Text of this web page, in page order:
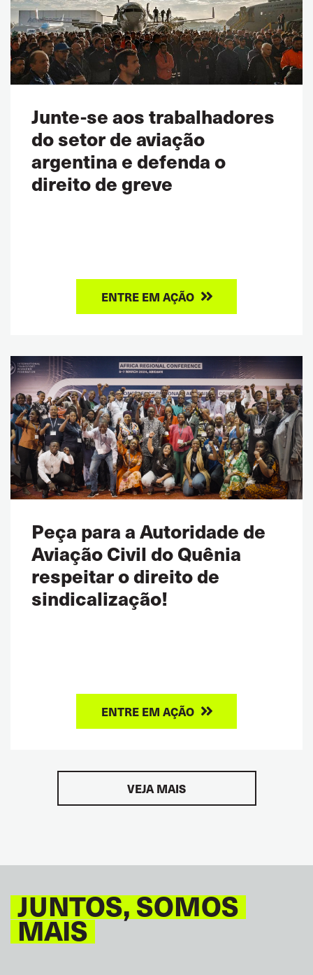
Junte-se aos trabalhadores
do setor de aviação
argentina e defenda o
direito de greve
ENTRE EM AÇÃO
Peça para a Autoridade de
Aviação Civil do Quênia
respeitar o direito de
sindicalização!
ENTRE EM AÇÃO
VEJA MAIS
JUNTOS, SOMOS
MAIS